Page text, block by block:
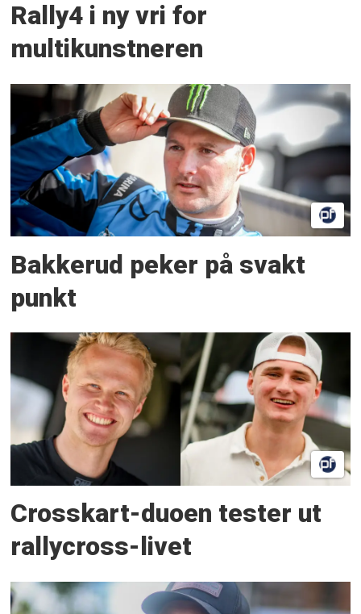
Rally4 i ny vri for
multikunstneren
Bakkerud peker på svakt
punkt
Crosskart-duoen tester ut
rallycross-livet